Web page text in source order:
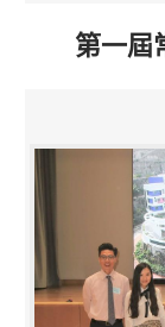
第一